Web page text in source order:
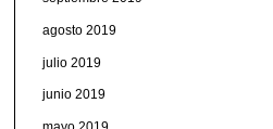
agosto 2019
julio 2019
junio 2019